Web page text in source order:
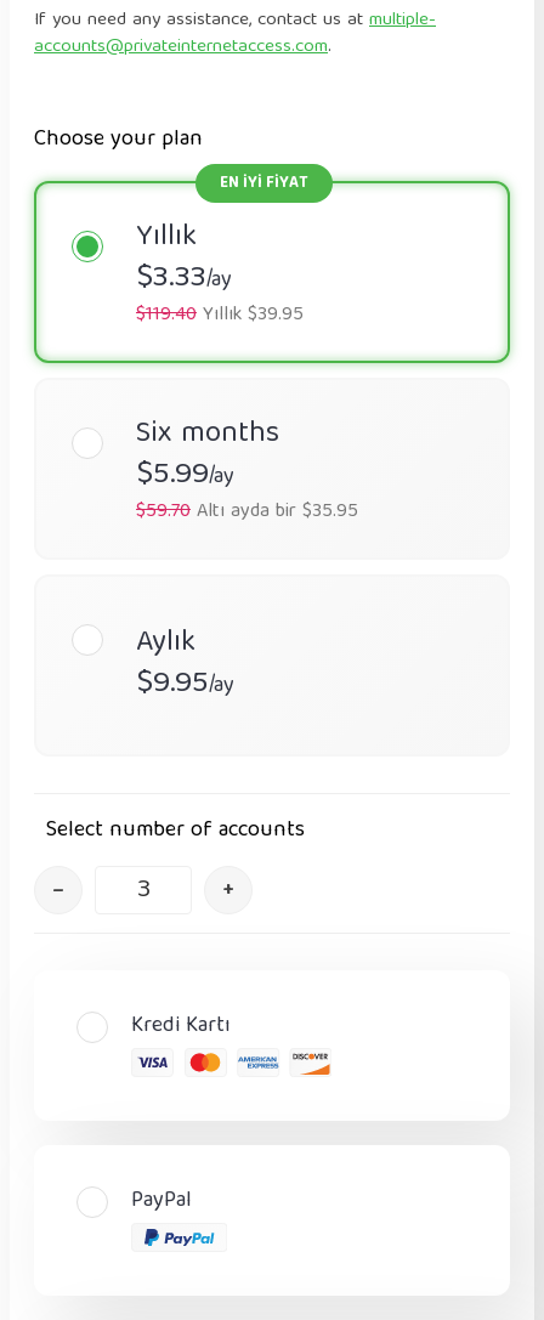
If you need any assistance, contact us atmultiple-
accounts@privateinternetaccess.com.
Choose your plan
Yıllık
$3.33/ay
$119.40Yıllık $39.95
Six months
$5.99/ay
$59.70Altı ayda bir $35.95
Aylık
$9.95/ay
Select number of accounts
– +
Kredi Kartı
PayPal